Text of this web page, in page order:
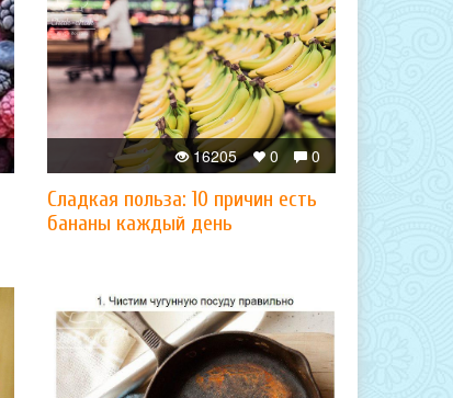
0
0
16205
Сладкая польза: 10 причин есть
бананы каждый день